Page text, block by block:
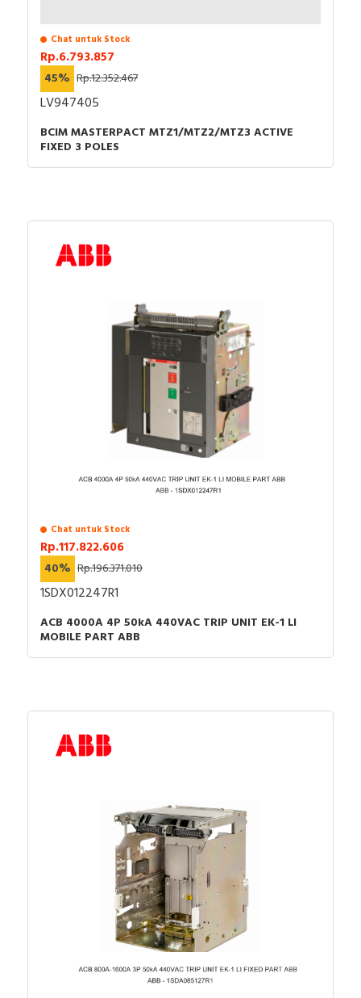
Chat untuk Stock
Rp.6.793.857
45% Rp.12.352.467
LV947405
BCIM MASTERPACT MTZ1/MTZ2/MTZ3 ACTIVE
FIXED 3 POLES
Chat untuk Stock
Rp.117.822.606
40% Rp.196.371.010
1SDX012247R1
ACB 4000A 4P 50kA 440VAC TRIP UNIT EK-1 LI
MOBILE PART ABB